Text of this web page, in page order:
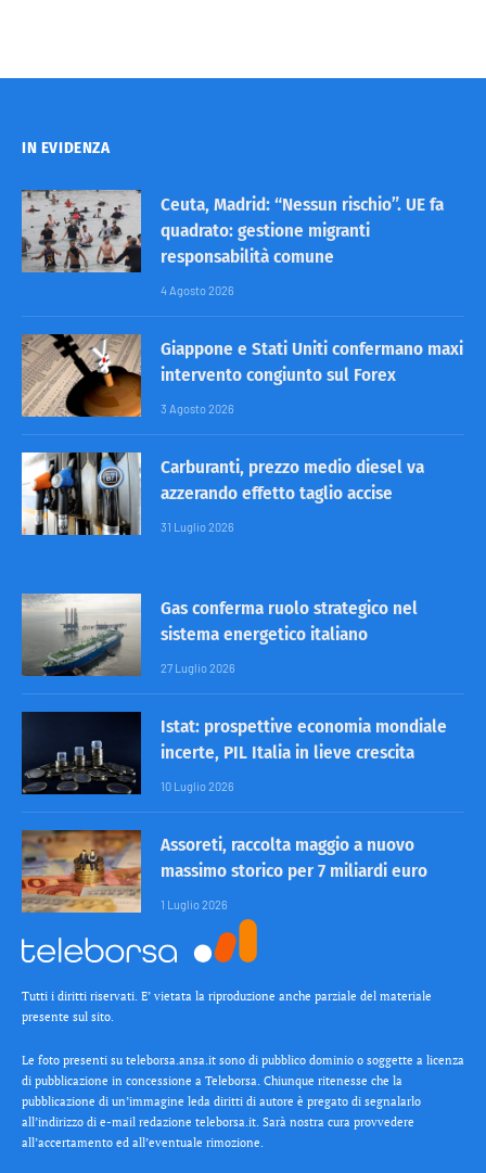
IN EVIDENZA
Ceuta, Madrid: “Nessun rischio”. UE fa
quadrato: gestione migranti
responsabilità comune
4 Agosto 2026
Giappone e Stati Uniti confermano maxi
intervento congiunto sul Forex
3 Agosto 2026
Carburanti, prezzo medio diesel va
azzerando effetto taglio accise
31 Luglio 2026
Gas conferma ruolo strategico nel
sistema energetico italiano
27 Luglio 2026
Istat: prospettive economia mondiale
incerte, PIL Italia in lieve crescita
10 Luglio 2026
Assoreti, raccolta maggio a nuovo
massimo storico per 7 miliardi euro
1 Luglio 2026
Tutti i diritti riservati. E’ vietata la riproduzione anche parziale del materiale
presente sul sito.
Le foto presenti su teleborsa.ansa.it sono di pubblico dominio o soggette a licenza
di pubblicazione in concessione a Teleborsa. Chiunque ritenesse che la
pubblicazione di un’immagine leda diritti di autore è pregato di segnalarlo
all’indirizzo di e-mail redazione teleborsa.it. Sarà nostra cura provvedere
all’accertamento ed all’eventuale rimozione.